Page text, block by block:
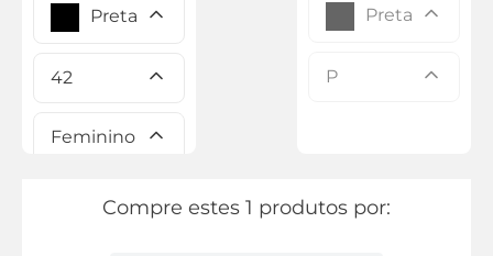
Preta
42
Feminino
Preta
P
Compre estes 1 produtos por: